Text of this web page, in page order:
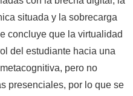
situada y la sobrecarga
concluye que la virtualidad
del estudiante hacia una
pero no
presenciales, por lo que se